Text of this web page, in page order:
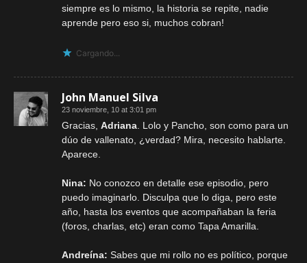
siempre es lo mismo, la historia se repite, nadie
aprende pero eso si, muchos cobran!
Cargando...
John Manuel Silva
23 noviembre, 10 at 3:01 pm
Gracias, Adriana . Lolo y Pancho, son como para un
dúo de vallenato, ¿verdad? Mira, necesito hablarte.
Aparece.
Nina: No conozco en detalle ese episodio, pero
puedo imaginarlo. Disculpa que lo diga, pero este
año, hasta los eventos que acompañaban la feria
(foros, charlas, etc) eran como Tapa Amarilla.
Andreína: Sabes que mi rollo no es político, porque